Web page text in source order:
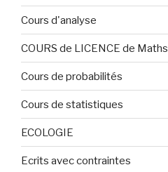
Cours d'analyse
COURS de LICENCE de Maths
Cours de probabilités
Cours de statistiques
ECOLOGIE
Ecrits avec contraintes